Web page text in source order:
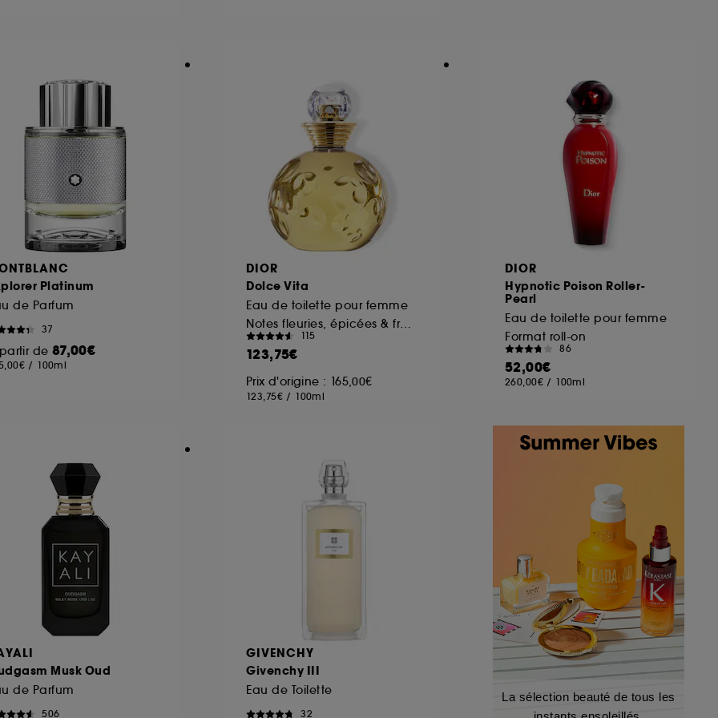
Platinum
de Parfum
37
de 87,00€
/ 100ml
DIOR
Dolce Vita
Eau de toilette pour femme
Notes fleuries, épicées & fruitées
115
123,75€
Prix d'origine : 165,00€
123,75€ / 100ml
DIOR
Hypnotic Poison Roller-
Pearl
Eau de toilette pour femme
Format roll-on
86
52,00€
260,00€ / 100ml
Musk Oud
de Parfum
506
GIVENCHY
Givenchy III
Eau de Toilette
32
La sélection beauté de tous les
et la lecture de ces traceurs requiert votre accord. Vous pouvez personnaliser vos choix concernant
mes choix" ci-dessous ou décider de "tout accepter". Sephora pourra associer les
Cookies, pour les finalités acceptées, avec les données personnelles collectées ou générées lors
refuser tous les cookies, cliques sur "continuer sans accepter". Voous pouvez à tout moment choisir
obtenir plus d'information sur les cookies utilisés,cliquez